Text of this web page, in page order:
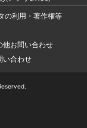
の利用・著作権等
他お問い合わせ
い合わせ